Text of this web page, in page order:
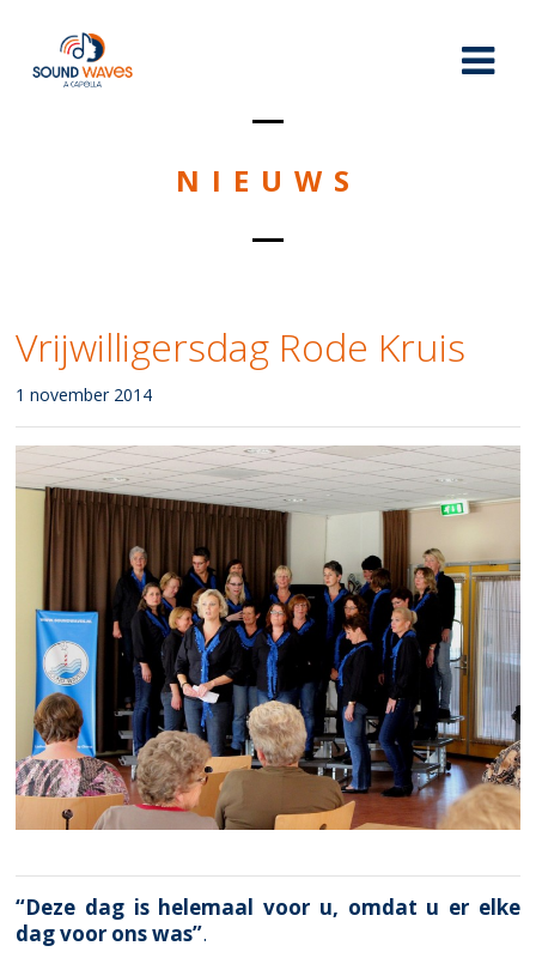
NIEUWS
Vrijwilligersdag Rode Kruis
1 november 2014
“Deze dag is helemaal voor u, omdat u er elke
dag voor ons was”.